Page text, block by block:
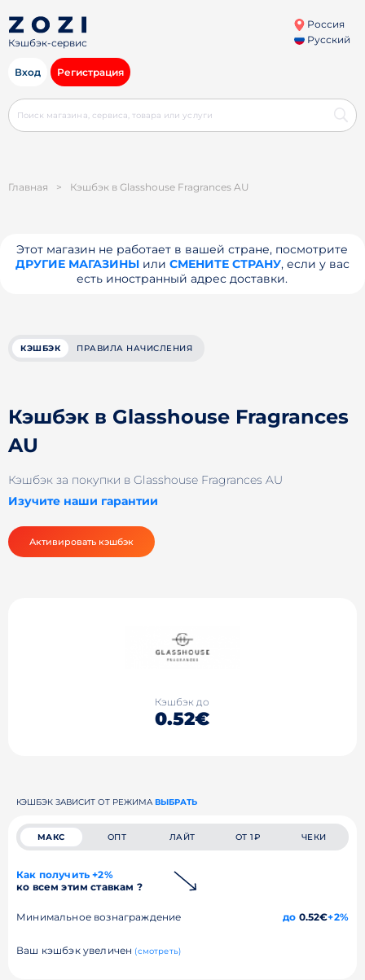
Кэшбэк-сервис
Россия
Русский
Вход Регистрация
Главная > Кэшбэк в Glasshouse Fragrances AU
Этот магазин не работает в вашей стране, посмотрите
ДРУГИЕ МАГАЗИНЫили СМЕНИТЕ СТРАНУ, если у вас
есть иностранный адрес доставки.
КЭШБЭК ПРАВИЛА НАЧИСЛЕНИЯ
Кэшбэк в Glasshouse Fragrances
AU
Кэшбэк за покупки в Glasshouse Fragrances AU
Изучите наши гарантии
Активировать кэшбэк
Кэшбэк до
0.52€
КЭШБЭК ЗАВИСИТ ОТ РЕЖИМА ВЫБРАТЬ
МАКС ОПТ ЛАЙТ ОТ 1₽ ЧЕКИ
Как получить +2%
ко всем этим ставкам ?
Минимальное вознаграждение до 0.52€+2%
Ваш кэшбэк увеличен (смотреть)